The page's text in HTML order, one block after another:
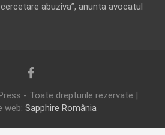
abuziva”, anunta avocatul
- Toate drepturile rezervate |
web: Sapphire România